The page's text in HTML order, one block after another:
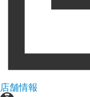
店舗情報